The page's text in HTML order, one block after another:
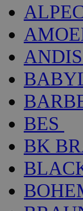
ANDIS
BES
BK